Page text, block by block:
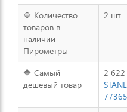
🔷 Количество
товаров в
наличии
Пирометры
2 шт
🔷 Самый
дешевый товар
2